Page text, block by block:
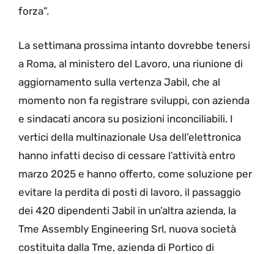
forza”.
La settimana prossima intanto dovrebbe tenersi
a Roma, al ministero del Lavoro, una riunione di
aggiornamento sulla vertenza Jabil, che al
momento non fa registrare sviluppi, con azienda
e sindacati ancora su posizioni inconciliabili. I
vertici della multinazionale Usa dell’elettronica
hanno infatti deciso di cessare l’attività entro
marzo 2025 e hanno offerto, come soluzione per
evitare la perdita di posti di lavoro, il passaggio
dei 420 dipendenti Jabil in un’altra azienda, la
Tme Assembly Engineering Srl, nuova società
costituita dalla Tme, azienda di Portico di